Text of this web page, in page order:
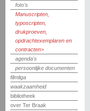
foto's
Manuscripten,
typoscripten,
drukproeven,
opdrachtexemplaren en
contracten
agenda's
persoonlijke documenten
filmliga
waakzaamheid
bibliotheek
over Ter Braak